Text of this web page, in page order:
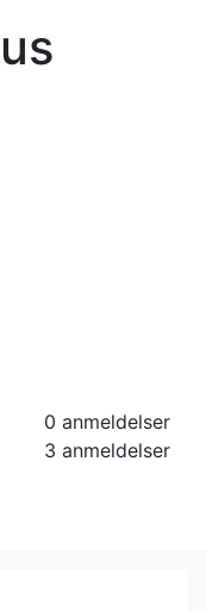
0 anmeldelser
3 anmeldelser